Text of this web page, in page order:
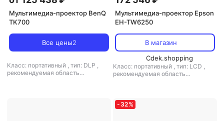
Мультимедиа-проектор BenQ
TK700
Все цены2
Класс: портативный , тип: DLP ,
рекомендуемая область
Мультимедиа-проектор Epson
EH-TW6250
В магазин
Cdek.shopping
Класс: портативный , тип: LCD ,
рекомендуемая область
- 32%